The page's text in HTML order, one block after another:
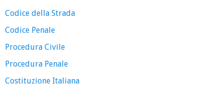
Codice della Strada
Codice Penale
Procedura Civile
Procedura Penale
Costituzione Italiana